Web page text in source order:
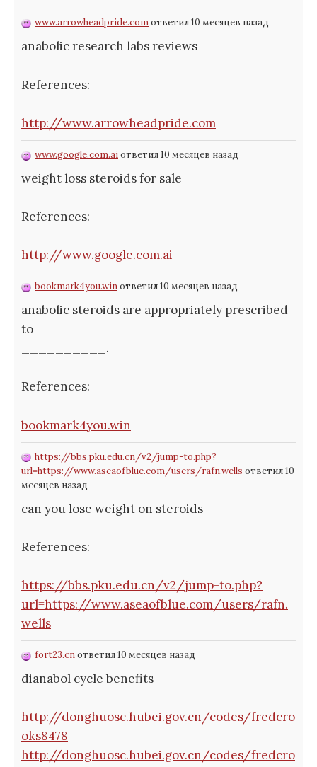
www.arrowheadpride.comответил 10 месяцев назад
anabolic research labs reviews
References:
http://www.arrowheadpride.com
www.google.com.aiответил 10 месяцев назад
weight loss steroids for sale
References:
http://www.google.com.ai
bookmark4you.winответил 10 месяцев назад
anabolic steroids are appropriately prescribed
to
__________.
References:
bookmark4you.win
https://bbs.pku.edu.cn/v2/jump-to.php?
url=https://www.aseaofblue.com/users/rafn.wells ответил 10
месяцев назад
can you lose weight on steroids
References:
https://bbs.pku.edu.cn/v2/jump-to.php?
url=https://www.aseaofblue.com/users/rafn.
wells
fort23.cnответил 10 месяцев назад
dianabol cycle benefits
http://donghuosc.hubei.gov.cn/codes/fredcro
oks8478
http://donghuosc.hubei.gov.cn/codes/fredcro